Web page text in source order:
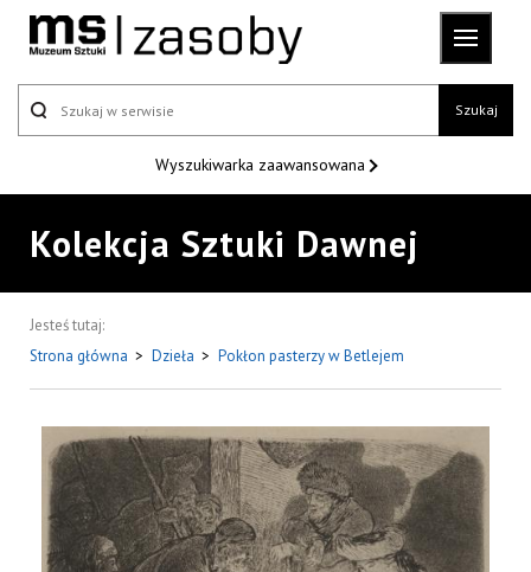
Szukaj
Wyszukiwarka zaawansowana
Kolekcja Sztuki Dawnej
Jesteś tutaj:
Strona główna > Dzieła > Pokłon pasterzy w Betlejem